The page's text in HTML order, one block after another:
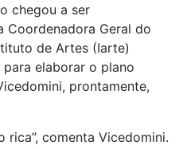
chegou a ser
Coordenadora Geral do
de Artes (Iarte)
elaborar o plano
prontamente,
rica”, comenta Vicedomini.